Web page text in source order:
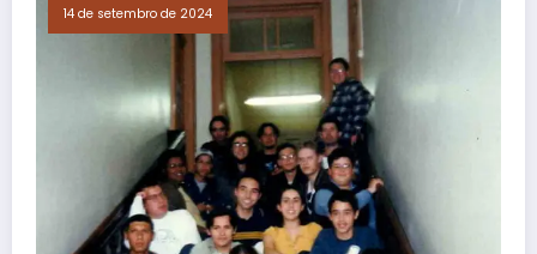
14 de setembro de 2024